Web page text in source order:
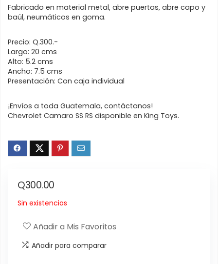
Fabricado en material metal, abre puertas, abre capo y
baúl, neumáticos en goma.
Precio: Q.300.-
Largo: 20 cms
Alto: 5.2 cms
Ancho: 7.5 cms
Presentación: Con caja individual
¡Envíos a toda Guatemala, contáctanos!
Chevrolet Camaro SS RS disponible en King Toys.
Q300.00
Sin existencias
Añadir a Mis Favoritos
Añadir para comparar